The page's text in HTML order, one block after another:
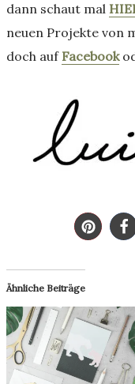
dann schaut mal
neuen Projekte von
doch auf Facebook
Ähnliche Beiträge